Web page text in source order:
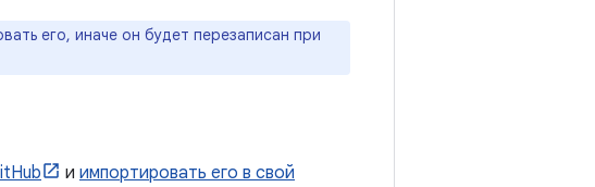
его, иначе он будет перезаписан при
и импортировать его в свой